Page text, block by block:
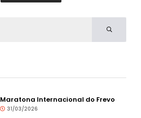
Maratona Internacional do Frevo
31/03/2026